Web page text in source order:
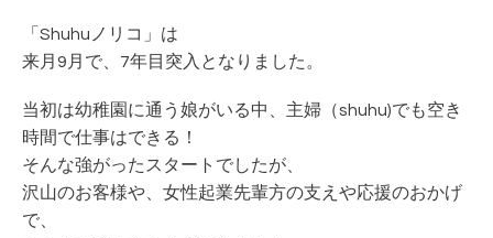
「Shuhuノリコ」は
来月9月で、7年目突入となりました。
当初は幼稚園に通う娘がいる中、主婦（shuhu)でも空き
時間で仕事はできる！
そんな強がったスタートでしたが、
沢山のお客様や、女性起業先輩方の支えや応援のおかげ
で、